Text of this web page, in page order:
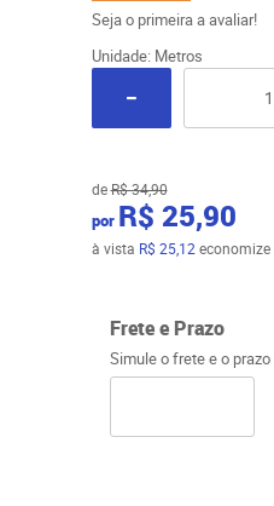
Seja o primeira a avaliar!
Unidade: Metros
deR$ 34,90
por R$ 25,90
à vista R$ 25,12 economize
Frete e Prazo
Simule o frete e o